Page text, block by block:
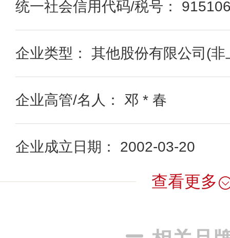
统一社会信用代码/税号：
企业类型： 其他股份有限公司(非
企业高管/名人： 邓 * 春
企业成立日期： 2002-03-20
查看更多